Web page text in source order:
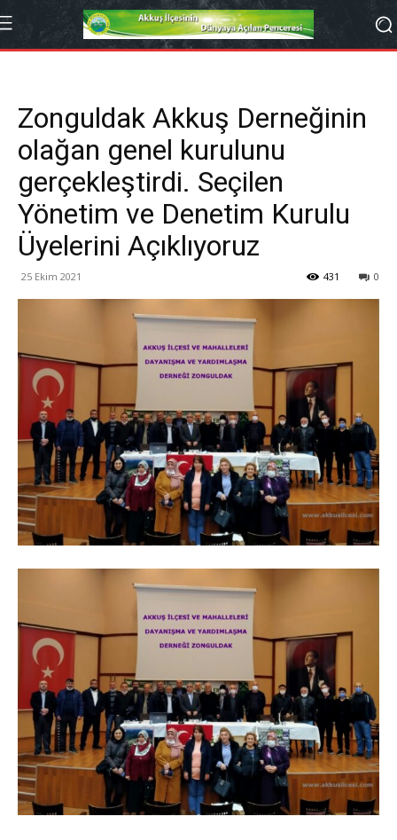
Zonguldak Akkuş Derneğinin
olağan genel kurulunu
gerçekleştirdi. Seçilen
Yönetim ve Denetim Kurulu
Üyelerini Açıklıyoruz
25 Ekim 2021 0
431